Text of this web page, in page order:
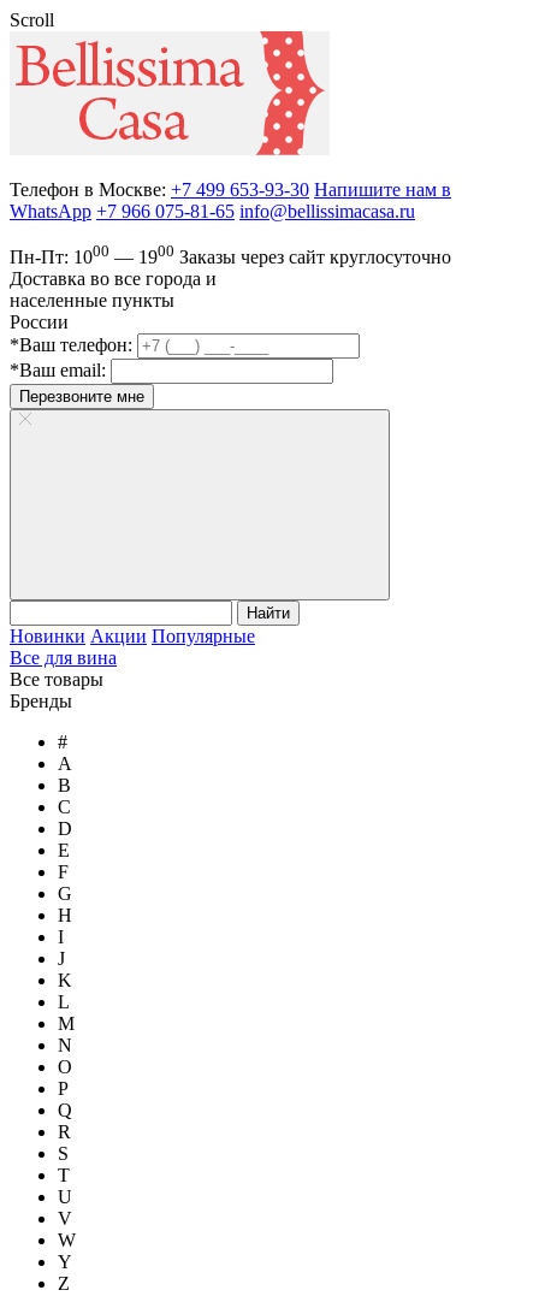
Scroll
Телефон в Москве: +7 499 653-93-30 Напишите нам в
WhatsApp +7 966 075-81-65 info@bellissimacasa.ru
Пн-Пт: 1000 — 1900 Заказы через сайт круглосуточно
Доставка во все города и
населенные пункты
России
*Ваш телефон:
*Ваш email:
Перезвоните мне
Найти
Новинки Акции Популярные
Все для вина
Все товары
Бренды
#
A
B
C
D
E
F
G
H
I
J
K
L
M
N
O
P
Q
R
S
T
U
V
W
Y
Z